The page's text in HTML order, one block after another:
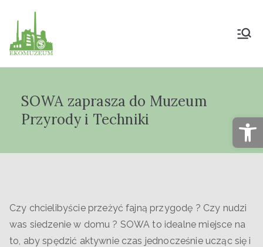
Muzeum Przyrody
"Ekomuzeum" im.
SOWA zaprasza do Muzeum
Przyrody i Techniki
Czy chcielibyście przeżyć fajną przygodę ? Czy nudzi
was siedzenie w domu ? SOWA to idealne miejsce na
to, aby spędzić aktywnie czas jednocześnie ucząc się i